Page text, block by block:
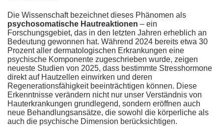
Die Wissenschaft bezeichnet dieses Phänomen als
psychosomatische Hautreaktionen – ein
Forschungsgebiet, das in den letzten Jahren erheblich an
Bedeutung gewonnen hat. Während 2024 bereits etwa 30
Prozent aller dermatologischen Erkrankungen eine
psychische Komponente zugeschrieben wurde, zeigen
neueste Studien von 2025, dass bestimmte Stresshormone
direkt auf Hautzellen einwirken und deren
Regenerationsfähigkeit beeinträchtigen können. Diese
Erkenntnisse verändern nicht nur unser Verständnis von
Hauterkrankungen grundlegend, sondern eröffnen auch
neue Behandlungsansätze, die sowohl die körperliche als
auch die psychische Dimension berücksichtigen.